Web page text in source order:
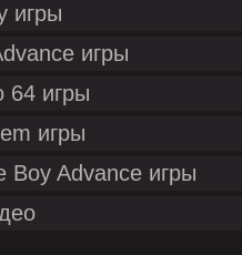
игры
игры
64 игры
игры
Advance игры